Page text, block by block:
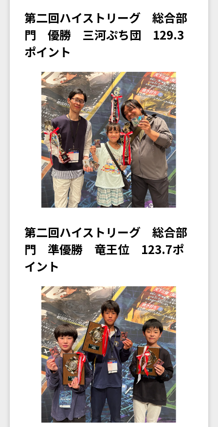
第二回ハイストリーグ 総合部
門 優勝 三河ぷち団 129.3
ポイント
第二回ハイストリーグ 総合部
門 準優勝 竜王位 123.7ポ
イント